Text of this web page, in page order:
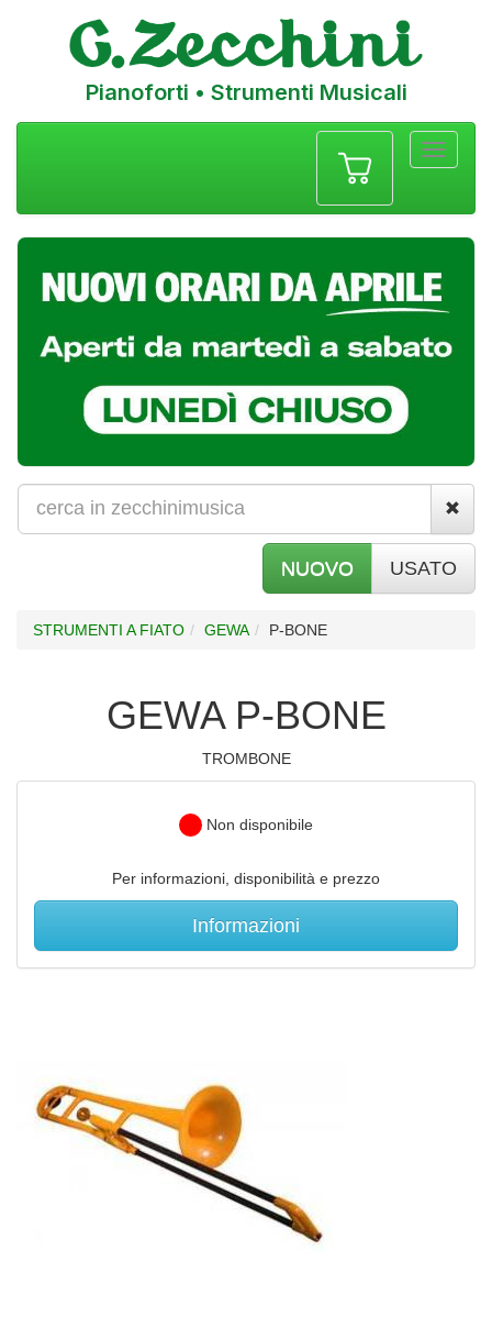
Pianoforti • Strumenti Musicali
NUOVO USATO
STRUMENTI A FIATO GEWA P-BONE
GEWA P-BONE
TROMBONE
Non disponibile
Per informazioni, disponibilità e prezzo
Informazioni